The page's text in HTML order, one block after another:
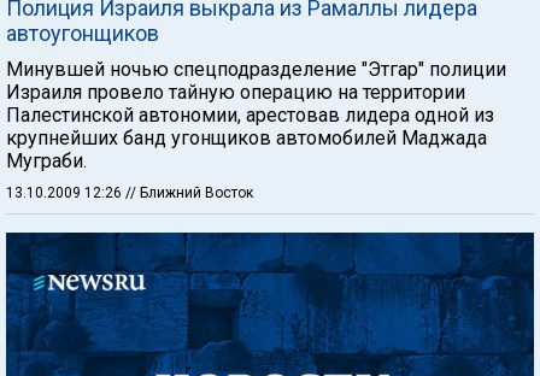
Полиция Израиля выкрала из Рамаллы лидера
автоугонщиков
Минувшей ночью спецподразделение "Этгар" полиции
Израиля провело тайную операцию на территории
Палестинской автономии, арестовав лидера одной из
крупнейших банд угонщиков автомобилей Маджада
Муграби.
13.10.2009 12:26 // Ближний Восток